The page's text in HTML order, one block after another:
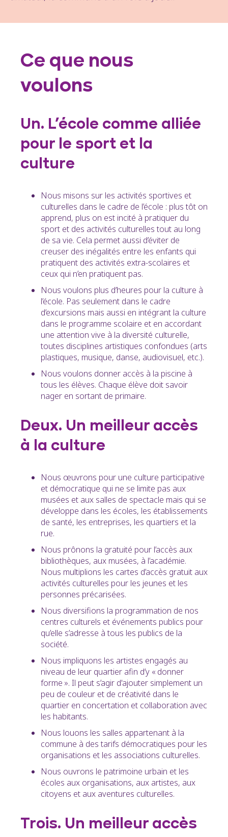
Ce que nous
voulons
Un. L’école comme alliée
pour le sport et la
culture
Nous misons sur les activités sportives et
culturelles dans le cadre de l’école : plus tôt on
apprend, plus on est incité à pratiquer du
sport et des activités culturelles tout au long
de sa vie. Cela permet aussi d’éviter de
creuser des inégalités entre les enfants qui
pratiquent des activités extra-scolaires et
ceux qui n’en pratiquent pas.
Nous voulons plus d’heures pour la culture à
l’école. Pas seulement dans le cadre
d’excursions mais aussi en intégrant la culture
dans le programme scolaire et en accordant
une attention vive à la diversité culturelle,
toutes disciplines artistiques confondues (arts
plastiques, musique, danse, audiovisuel, etc.).
Nous voulons donner accès à la piscine à
tous les élèves. Chaque élève doit savoir
nager en sortant de primaire.
Deux. Un meilleur accès
à la culture
Nous œuvrons pour une culture participative
et démocratique qui ne se limite pas aux
musées et aux salles de spectacle mais qui se
développe dans les écoles, les établissements
de santé, les entreprises, les quartiers et la
rue.
Nous prônons la gratuité pour l’accès aux
bibliothèques, aux musées, à l’académie.
Nous multiplions les cartes d’accès gratuit aux
activités culturelles pour les jeunes et les
personnes précarisées.
Nous diversifions la programmation de nos
centres culturels et événements publics pour
qu’elle s’adresse à tous les publics de la
société.
Nous impliquons les artistes engagés au
niveau de leur quartier afin d’y « donner
forme ». Il peut s’agir d'ajouter simplement un
peu de couleur et de créativité dans le
quartier en concertation et collaboration avec
les habitants.
Nous louons les salles appartenant à la
commune à des tarifs démocratiques pour les
organisations et les associations culturelles.
Nous ouvrons le patrimoine urbain et les
écoles aux organisations, aux artistes, aux
citoyens et aux aventures culturelles.
Trois. Un meilleur accès